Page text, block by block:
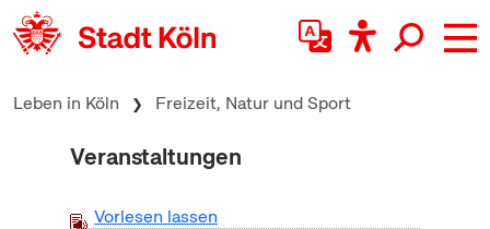
zum Inhalt springen
Leben in Köln Freizeit, Natur und Sport
Veranstaltungen
Vorlesen lassen